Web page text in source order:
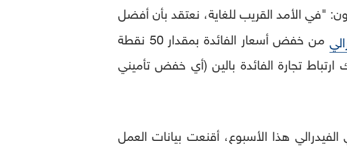
"في الأمد القريب للغاية، نعتقد بأن أفضل
من خفض أسعار الفائدة بمقدار 50 نقطة
تجارة الفائدة بالين (أي خفض تأميني
هذا الأسبوع، أقنعت بيانات العمل